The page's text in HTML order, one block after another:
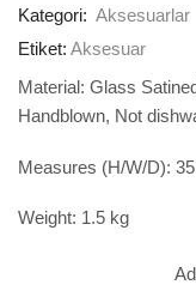
Kategori: Aksesuarlar
Etiket: Aksesuar
Material: Glass
Handblown, Not
Measures (H/W/D):
Weight: 1.5 kg